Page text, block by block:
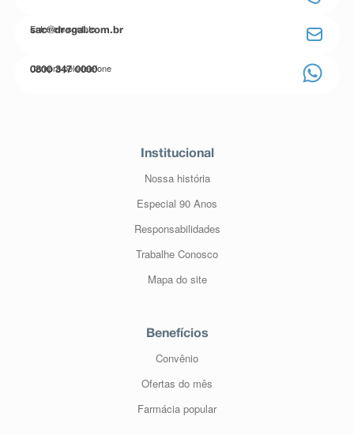
Entre em contato
sac@drogal.com.br
Compre pelo telefone
0800 347 0000
Institucional
Nossa história
Especial 90 Anos
Responsabilidades
Trabalhe Conosco
Mapa do site
Benefícios
Convênio
Ofertas do mês
Farmácia popular